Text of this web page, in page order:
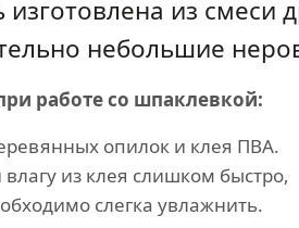
из
небольшие
работе со шпаклевкой:
опилок и клея ПВА.
из клея слишком быстро,
слегка увлажнить.